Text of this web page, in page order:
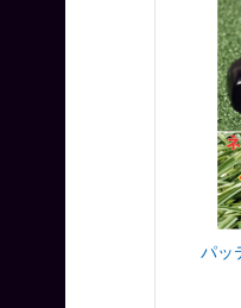
パッ